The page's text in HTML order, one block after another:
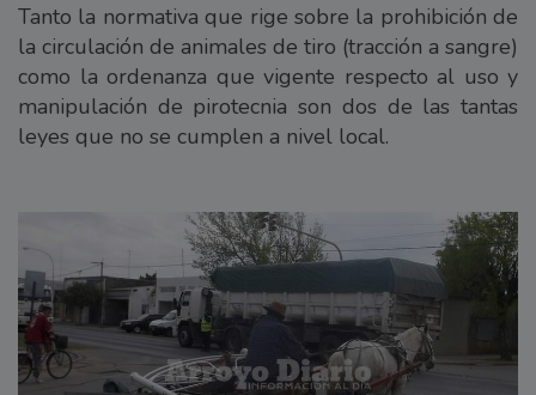
Tanto la normativa que rige sobre la prohibición de
la circulación de animales de tiro (tracción a sangre)
como la ordenanza que vigente respecto al uso y
manipulación de pirotecnia son dos de las tantas
leyes que no se cumplen a nivel local.